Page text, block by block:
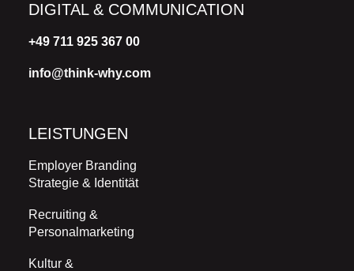
DIGITAL & COMMUNICATION
+49 711 925 367 00
info@think-why.com
LEISTUNGEN
Employer Branding
Strategie & Identität
Recruiting &
Personalmarketing
Kultur &